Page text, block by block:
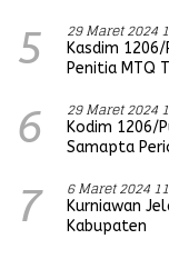
5 29 Maret 2024
Kasdim
Penitia MTQ
6 29 Maret 2024
Kodim 1206/
Samapta
7 6 Maret 2024
Kurniawan
Kabupaten